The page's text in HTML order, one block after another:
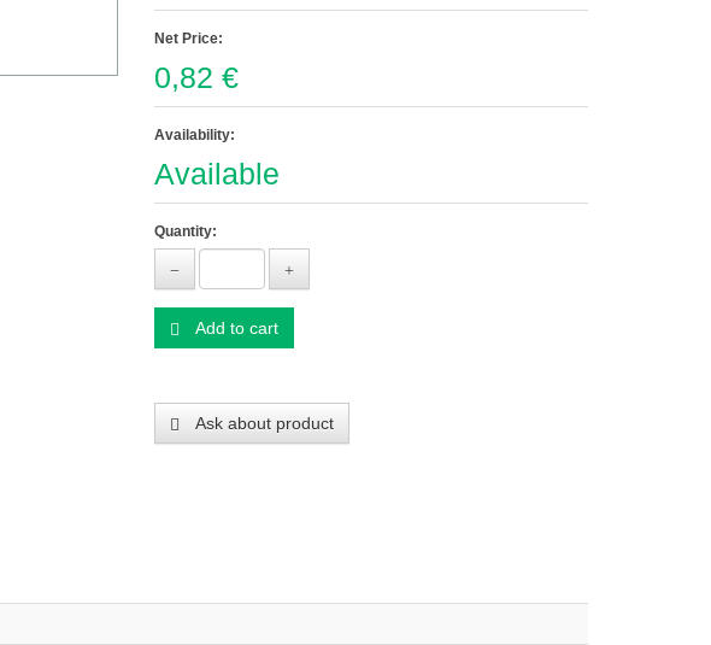
Net Price:
0,82 €
Availability:
Available
Quantity:
Add to cart
Ask about product